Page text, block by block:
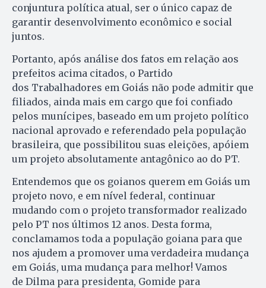
conjuntura política atual, ser o único capaz de
garantir desenvolvimento econômico e social
juntos.
Portanto, após análise dos fatos em relação aos
prefeitos acima citados, o Partido
dos Trabalhadores em Goiás não pode admitir que
filiados, ainda mais em cargo que foi confiado
pelos munícipes, baseado em um projeto político
nacional aprovado e referendado pela população
brasileira, que possibilitou suas eleições, apóiem
um projeto absolutamente antagônico ao do PT.
Entendemos que os goianos querem em Goiás um
projeto novo, e em nível federal, continuar
mudando com o projeto transformador realizado
pelo PT nos últimos 12 anos. Desta forma,
conclamamos toda a população goiana para que
nos ajudem a promover uma verdadeira mudança
em Goiás, uma mudança para melhor! Vamos
de Dilma para presidenta, Gomide para